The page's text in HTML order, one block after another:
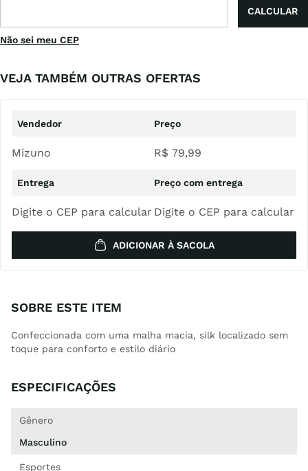
Não sei meu CEP
VEJA TAMBÉM OUTRAS OFERTAS
Mizuno R$ 79,99
Digite o CEP para calcular Digite o CEP para calcular
ADICIONAR À SACOLA
SOBRE ESTE ITEM
Confeccionada com uma malha macia, silk localizado sem
toque para conforto e estilo diário
ESPECIFICAÇÕES
Gênero
Masculino
Esportes